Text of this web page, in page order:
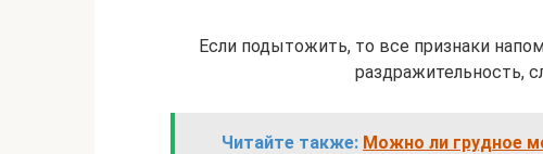
Если подытожить, то все признаки
раздражительность,
Читайте также: Можно ли грудное